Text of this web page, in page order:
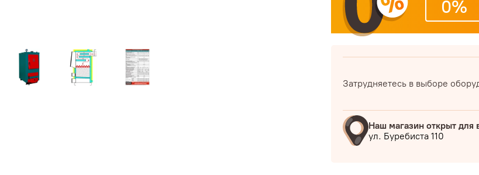
0%
Затрудняетесь в выборе
Наш магазин открыт для
ул. Буребиста 110